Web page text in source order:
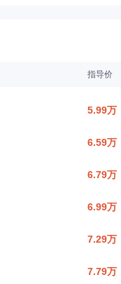
指导价
5.99万
6.59万
6.79万
6.99万
7.29万
7.79万